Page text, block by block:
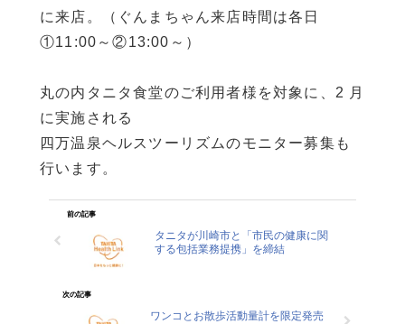
に来店。（ぐんまちゃん来店時間は各日
①11:00～②13:00～）
丸の内タニタ食堂のご利用者様を対象に、2 月
に実施される
四万温泉ヘルスツーリズムのモニター募集も
行います。
前の記事
タニタが川崎市と「市民の健康に関
する包括業務提携」を締結
次の記事
ワンコとお散歩活動量計を限定発売